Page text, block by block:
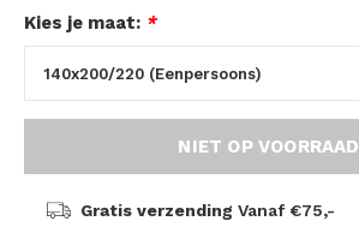
Kies je maat: *
NIET OP VOORRAAD
Gratis verzending Vanaf €75,-